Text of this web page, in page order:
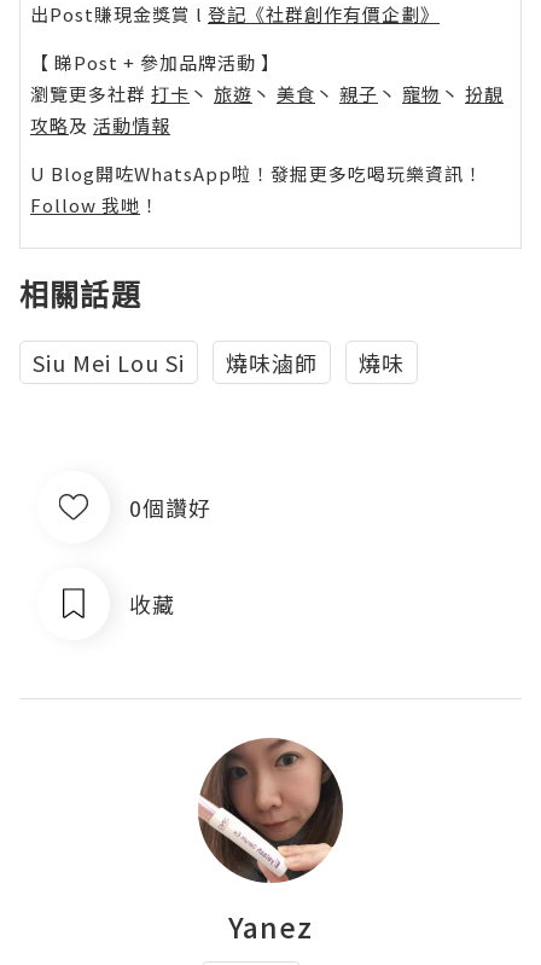
出Post賺現金獎賞 l 登記《社群創作有價企劃》
【 睇Post + 參加品牌活動 】
瀏覽更多社群 打卡 丶 旅遊 丶 美食 丶 親子 丶 寵物 丶 扮靚
攻略及 活動情報
U Blog開咗WhatsApp啦！發掘更多吃喝玩樂資訊！
Follow 我哋 ！
相關話題
Siu Mei Lou Si 燒味滷師 燒味
0個讚好
收藏
Yanez